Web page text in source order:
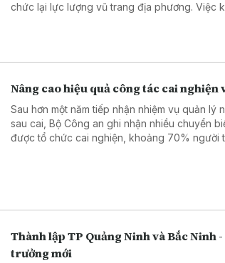
chức lại lực lượng vũ trang địa phương. Việc
Nâng cao hiệu quả công tác cai nghiện
Sau hơn một năm tiếp nhận nhiệm vụ quản lý
sau cai, Bộ Công an ghi nhận nhiều chuyển
được tổ chức cai nghiện, khoảng 70% người
Thành lập TP Quảng Ninh và Bắc Ninh
trưởng mới